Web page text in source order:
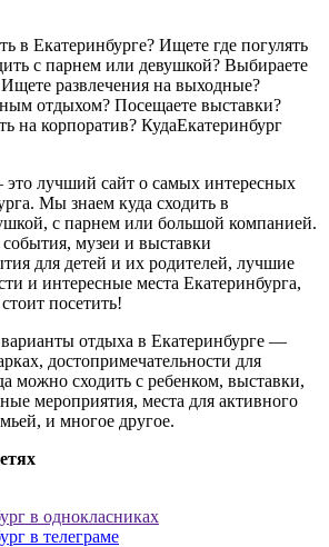
в Екатеринбурге? Ищете где погулять
с парнем или девушкой? Выбираете
развлечения на выходные?
отдыхом? Посещаете выставки?
на корпоратив? КудаЕкатеринбург
лучший сайт о самых интересных
Мы знаем куда сходить в
с парнем или большой компанией.
музеи и выставки
для детей и их родителей, лучшие
и интересные места Екатеринбурга,
посетить!
отдыха в Екатеринбурге —
достопримечательности для
можно сходить с ребенком, выставки,
мероприятия, места для активного
и многое другое.
в однокласниках
в телеграме